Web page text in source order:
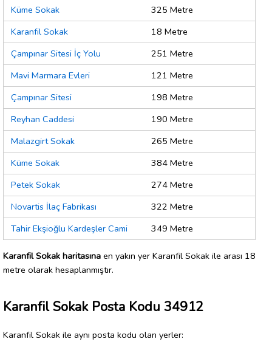
Küme Sokak
325 Metre
Karanfil Sokak
18 Metre
Çampınar Sitesi İç Yolu
251 Metre
Mavi Marmara Evleri
121 Metre
Çampınar Sitesi
198 Metre
Reyhan Caddesi
190 Metre
Malazgirt Sokak
265 Metre
Küme Sokak
384 Metre
Petek Sokak
274 Metre
Novartis İlaç Fabrikası
322 Metre
Tahir Ekşioğlu Kardeşler Cami
349 Metre
Karanfil Sokak haritasına en yakın yer Karanfil Sokak ile arası 18
metre olarak hesaplanmıştır.
Karanfil Sokak Posta Kodu 34912
Karanfil Sokak ile aynı posta kodu olan yerler: